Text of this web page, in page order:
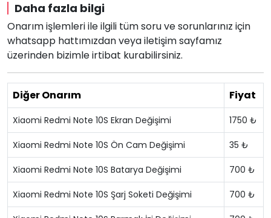
Daha fazla bilgi
Onarım işlemleri ile ilgili tüm soru ve sorunlarınız için
whatsapp hattımızdan veya iletişim sayfamız
üzerinden bizimle irtibat kurabilirsiniz.
Diğer Onarım Fiyat
Xiaomi Redmi Note 10S Ekran Değişimi 1750 ₺
Xiaomi Redmi Note 10S Ön Cam Değişimi 35 ₺
Xiaomi Redmi Note 10S Batarya Değişimi 700 ₺
Xiaomi Redmi Note 10S Şarj Soketi Değişimi 700 ₺